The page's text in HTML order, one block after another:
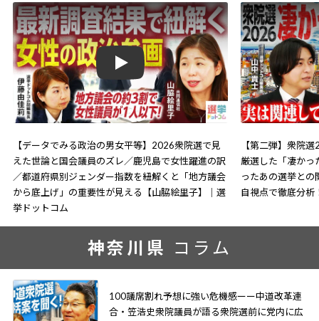
Play
【データでみる政治の男女平等】2026衆院選で見
えた世論と国会議員のズレ／鹿児島で女性躍進の訳
／都道府県別ジェンダー指数を紐解くと「地方議会
から底上げ」の重要性が見える【山脇絵里子】｜選
挙ドットコム
【第二弾】衆院
厳選した「凄かっ
ったあの選挙と
自視点で徹底分析
神奈川県 コラム
100議席割れ予想に強い危機感ーー中道改革連
合・笠浩史衆院議員が語る衆院選前に党内に広